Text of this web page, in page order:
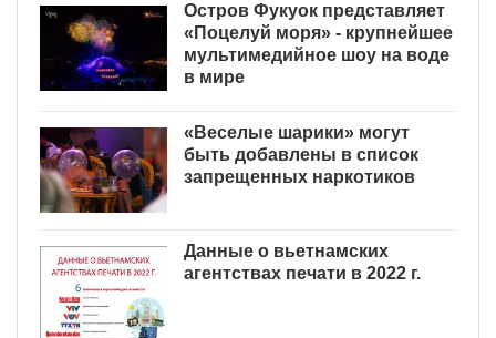
Остров Фукуок представляет
«Поцелуй моря» - крупнейшее
мультимедийное шоу на воде
в мире
«Веселые шарики» могут
быть добавлены в список
запрещенных наркотиков
Данные о вьетнамских
агентствах печати в 2022 г.